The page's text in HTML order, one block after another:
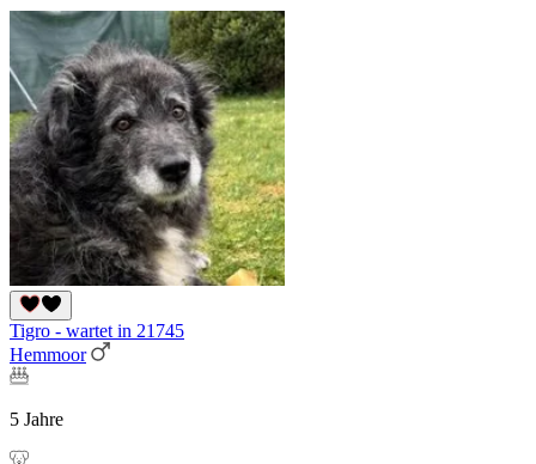
Tigro - wartet in 21745
Hemmoor
5 Jahre